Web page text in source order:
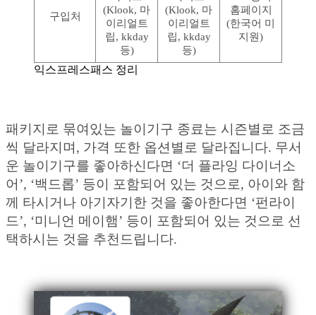
구입처
(Klook, 마
이리얼트
립, kkday
등)
(Klook, 마
이리얼트
립, kkday
등)
홈페이지
(한국어 미
지원)
익스프레스패스 정리
패키지로 묶여있는 놀이기구 종료는 시즌별로 조금
씩 달라지며, 가격 또한 옵션별로 달라집니다. 무서
운 놀이기구를 좋아하신다면 ‘더 플라잉 다이너소
어’, ‘백드롭’ 등이 포함되어 있는 것으로, 아이와 함
께 타시거나 아기자기한 것을 좋아한다면 ‘펀라이
드’, ‘미니언 메이햄’ 등이 포함되어 있는 것으로 선
택하시는 것을 추천드립니다.